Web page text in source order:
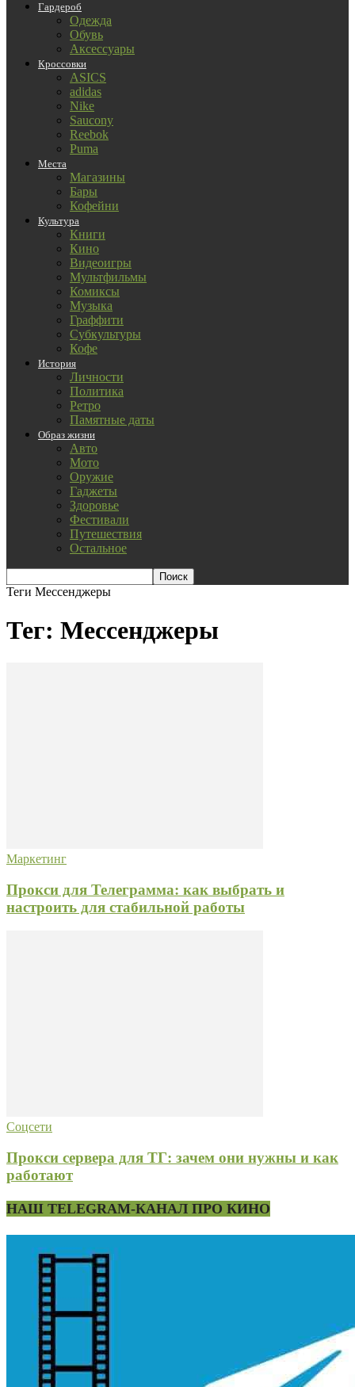
Гардероб
Одежда
Обувь
Аксессуары
Кроссовки
ASICS
adidas
Nike
Saucony
Reebok
Puma
Места
Магазины
Бары
Кофейни
Культура
Книги
Кино
Видеоигры
Мультфильмы
Комиксы
Музыка
Граффити
Субкультуры
Кофе
История
Личности
Политика
Ретро
Памятные даты
Образ жизни
Авто
Мото
Оружие
Гаджеты
Здоровье
Фестивали
Путешествия
Остальное
Теги Мессенджеры
Тег: Мессенджеры
Маркетинг
Прокси для Телеграмма: как выбрать и
настроить для стабильной работы
Соцсети
Прокси сервера для ТГ: зачем они нужны и как
работают
НАШ TELEGRAM-КАНАЛ ПРО КИНО